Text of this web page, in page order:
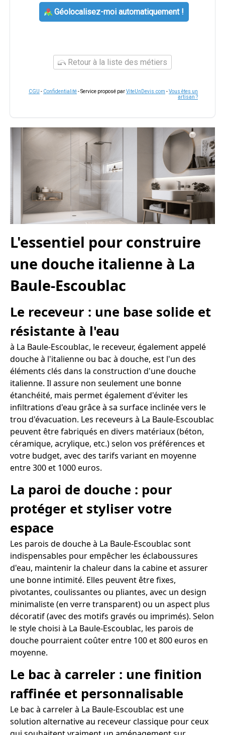
Géolocalisez-moi automatiquement !
Retour à la liste des métiers
CGU - Confidentialité- Service proposé parViteUnDevis.com -Vous êtes un
artisan ?
L'essentiel pour construire
une douche italienne à La
Baule-Escoublac
Le receveur : une base solide et
résistante à l'eau
à La Baule-Escoublac, le receveur, également appelé
douche à l'italienne ou bac à douche, est l'un des
éléments clés dans la construction d'une douche
italienne. Il assure non seulement une bonne
étanchéité, mais permet également d'éviter les
infiltrations d'eau grâce à sa surface inclinée vers le
trou d'évacuation. Les receveurs à La Baule-Escoublac
peuvent être fabriqués en divers matériaux (béton,
céramique, acrylique, etc.) selon vos préférences et
votre budget, avec des tarifs variant en moyenne
entre 300 et 1000 euros.
La paroi de douche : pour
protéger et styliser votre
espace
Les parois de douche à La Baule-Escoublac sont
indispensables pour empêcher les éclaboussures
d'eau, maintenir la chaleur dans la cabine et assurer
une bonne intimité. Elles peuvent être fixes,
pivotantes, coulissantes ou pliantes, avec un design
minimaliste (en verre transparent) ou un aspect plus
décoratif (avec des motifs gravés ou imprimés). Selon
le style choisi à La Baule-Escoublac, les parois de
douche pourraient coûter entre 100 et 800 euros en
moyenne.
Le bac à carreler : une finition
raffinée et personnalisable
Le bac à carreler à La Baule-Escoublac est une
solution alternative au receveur classique pour ceux